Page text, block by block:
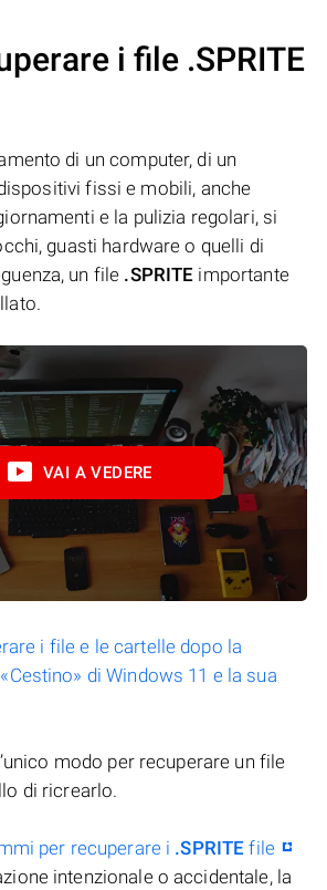
i file .SPRITE
di un computer, di un
fissi e mobili, anche
e la pulizia regolari, si
guasti hardware o quelli di
un file .SPRITE importante
VAI A VEDERE
i file e le cartelle dopo la
di Windows 11 e la sua
modo per recuperare un file
di ricrearlo.
per recuperare i .SPRITE file
intenzionale o accidentale, la